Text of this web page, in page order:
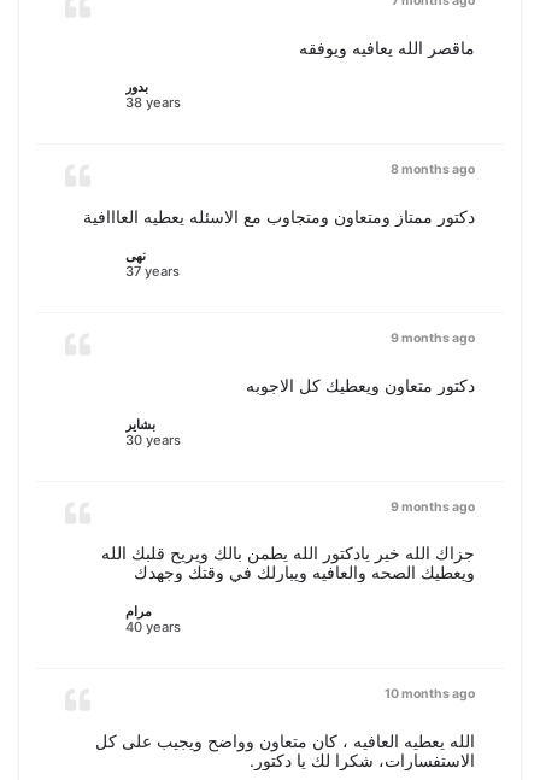
ماقصر الله يعافيه ويوفقه
بدور
38 years
8 months ago
دكتور ممتاز ومتعاون ومتجاوب مع الاسئله يعطيه العااافية
نهى
37 years
9 months ago
دكتور متعاون ويعطيك كل الاجوبه
بشاير
30 years
9 months ago
جزاك الله خير يادكتور الله يطمن بالك ويريح قلبك الله
ويعطيك الصحه والعافيه ويبارلك في وقتك وجهدك
مرام
40 years
10 months ago
الله يعطيه العافيه ، كان متعاون وواضح ويجيب على كل
الاستفسارات، شكرا لك يا دكتور.